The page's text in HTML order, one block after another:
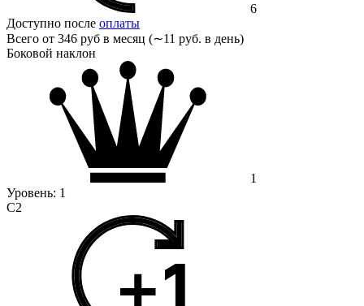
6
Доступно после оплаты
Всего от 346 руб в месяц (∼11 руб. в день)
Боковой наклон
1
Уровень: 1
С2